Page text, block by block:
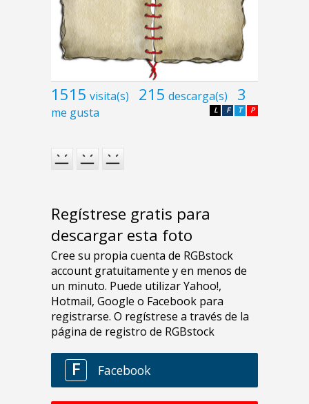
1515 visita(s) 215 descarga(s) 3
me gusta P
T
F
L
Regístrese gratis para
descargar esta foto